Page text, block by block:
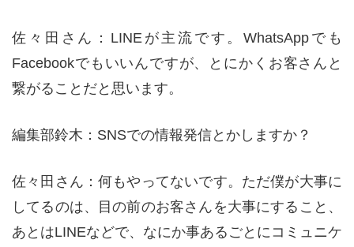
佐々田さん：LINEが主流です。WhatsAppでも
Facebookでもいいんですが、とにかくお客さんと
繋がることだと思います。
編集部鈴木：SNSでの情報発信とかしますか？
佐々田さん：何もやってないです。ただ僕が大事に
してるのは、目の前のお客さんを大事にすること、
あとはLINEなどで、なにか事あるごとにコミュニケ